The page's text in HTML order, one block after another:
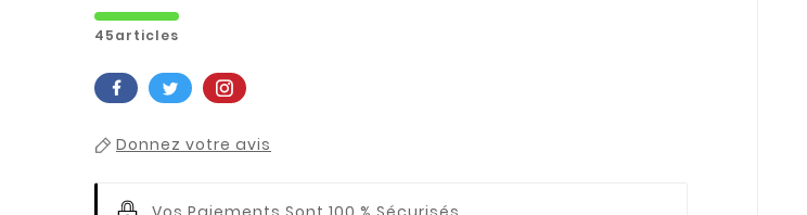
45articles
Donnez votre avis